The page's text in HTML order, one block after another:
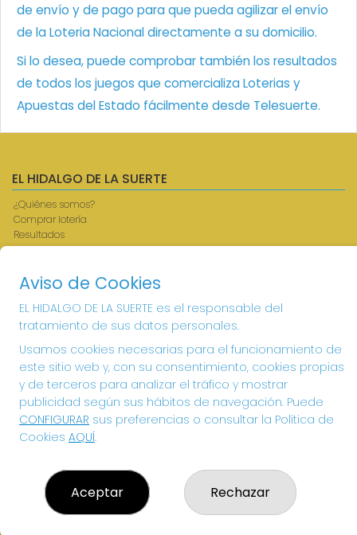
de envío y de pago para que pueda agilizar el envío
de la Loteria Nacional directamente a su domicilio.
Si lo desea, puede comprobar también los resultados
de todos los juegos que comercializa Loterias y
Apuestas del Estado fácilmente desde Telesuerte.
EL HIDALGO DE LA SUERTE
¿Quiénes somos?
Comprar lotería
Resultados
Contacto
Registro
CONTACTO
ADMINISTRACION DE LOTERIAS: 1-VILLANUEVA DE LOS
INFANTES - RECEPTOR OFICIAL: 26615
926360785
Clica aquí para contactar por WhatsApp
605897938
info@elhidalgodelasuerte.com
PLAZA MAYOR, 4 VILLANUEVA DE LOS INFANTES
(Ciudad Real) España
Aviso de Cookies
EL HIDALGO DE LA SUERTE es el responsable del
tratamiento de sus datos personales.
Usamos cookies necesarias para el funcionamiento de
este sitio web y, con su consentimiento, cookies propias
y de terceros para analizar el tráfico y mostrar
publicidad según sus hábitos de navegación. Puede
CONFIGURAR sus preferencias o consultar la Política de
Cookies AQUÍ.
Aceptar Rechazar